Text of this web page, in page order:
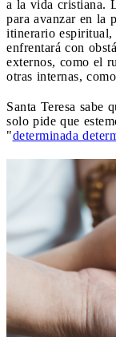
a la vida cristiana.
para avanzar en la
itinerario espiritual,
enfrentará con
externos, como el
otras internas,
Santa Teresa sabe
solo pide que
"determinada